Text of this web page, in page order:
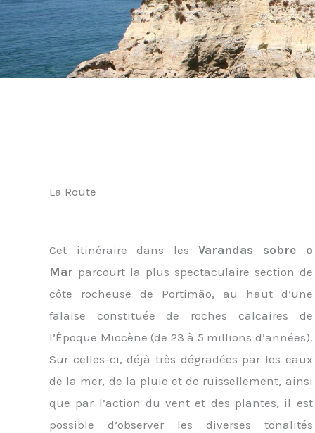
La Route
Cet itinéraire dans lesVarandas sobre o
Mar parcourt la plus spectaculaire section de
côte rocheuse de Portimão, au haut d’une
falaise constituée de roches calcaires de
l’Époque Miocène (de 23 à 5 millions d’années).
Sur celles-ci, déjà très dégradées par les eaux
de la mer, de la pluie et de ruissellement, ainsi
que par l’action du vent et des plantes, il est
possible d’observer les diverses tonalités